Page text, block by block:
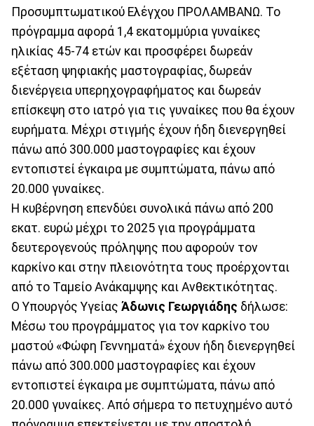
Προσυμπτωματικού Ελέγχου ΠΡΟΛΑΜΒΑΝΩ. Το
πρόγραμμα αφορά 1,4 εκατομμύρια γυναίκες
ηλικίας 45-74 ετών και προσφέρει δωρεάν
εξέταση ψηφιακής μαστογραφίας, δωρεάν
διενέργεια υπερηχογραφήματος και δωρεάν
επίσκεψη στο ιατρό για τις γυναίκες που θα έχουν
ευρήματα. Μέχρι στιγμής έχουν ήδη διενεργηθεί
πάνω από 300.000 μαστογραφίες και έχουν
εντοπιστεί έγκαιρα με συμπτώματα, πάνω από
20.000 γυναίκες.
Η κυβέρνηση επενδύει συνολικά πάνω από 200
εκατ. ευρώ μέχρι το 2025 για προγράμματα
δευτερογενούς πρόληψης που αφορούν τον
καρκίνο και στην πλειονότητα τους προέρχονται
από το Ταμείο Ανάκαμψης και Ανθεκτικότητας.
O Υπουργός Υγείας Άδωνις Γεωργιάδης δήλωσε:
Μέσω του προγράμματος για τον καρκίνο του
μαστού «Φώφη Γεννηματά» έχουν ήδη διενεργηθεί
πάνω από 300.000 μαστογραφίες και έχουν
εντοπιστεί έγκαιρα με συμπτώματα, πάνω από
20.000 γυναίκες. Από σήμερα το πετυχημένο αυτό